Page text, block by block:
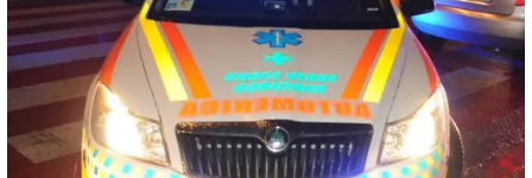
V Kioskih
Uredništvo
Oglasi